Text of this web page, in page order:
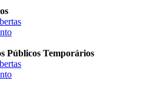
Públicos Temporários